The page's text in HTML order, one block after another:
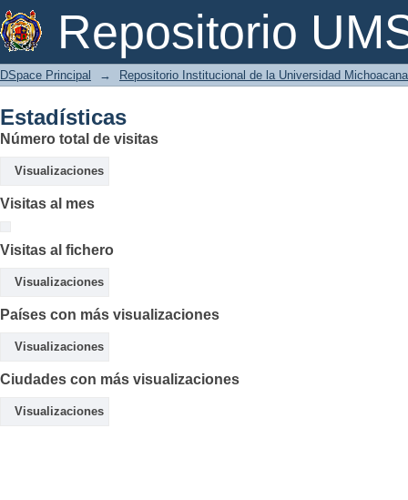
Repositorio
Estadísticas
DSpace Principal → Repositorio Institucional de la Universidad
Estadísticas
Número total de visitas
Visualizaciones
Visitas al mes
Visitas al fichero
Visualizaciones
Países con más visualizaciones
Visualizaciones
Ciudades con más visualizaciones
Visualizaciones